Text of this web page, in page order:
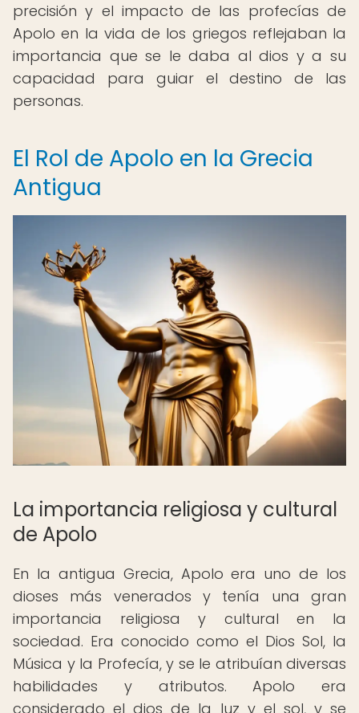
precisión y el impacto de las profecías de
Apolo en la vida de los griegos reflejaban la
importancia que se le daba al dios y a su
capacidad para guiar el destino de las
personas.
El Rol de Apolo en la Grecia
Antigua
La importancia religiosa y cultural
de Apolo
En la antigua Grecia, Apolo era uno de los
dioses más venerados y tenía una gran
importancia religiosa y cultural en la
sociedad. Era conocido como el Dios Sol, la
Música y la Profecía, y se le atribuían diversas
habilidades y atributos. Apolo era
considerado el dios de la luz y el sol, y se